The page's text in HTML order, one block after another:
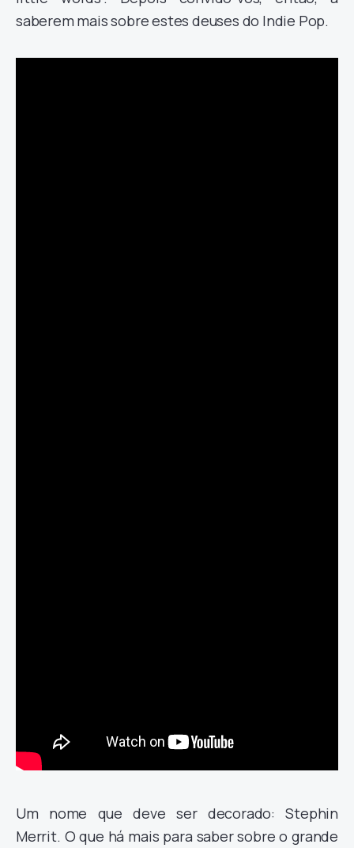
saberem mais sobre estes deuses do Indie Pop.
Um nome que deve ser decorado: Stephin
Merrit. O que há mais para saber sobre o grande